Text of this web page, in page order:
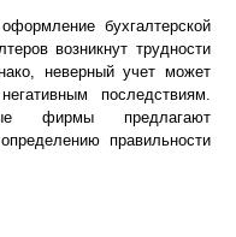
бухгалтерской
возникнут трудности
неверный учет может
последствиям.
фирмы предлагают
правильности